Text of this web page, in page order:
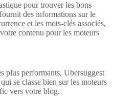
pour trouver les bons
des informations sur le
et les mots-clés associés,
contenu pour les moteurs
plus performants, Ubersuggest
se classe bien sur les moteurs
vers votre blog.